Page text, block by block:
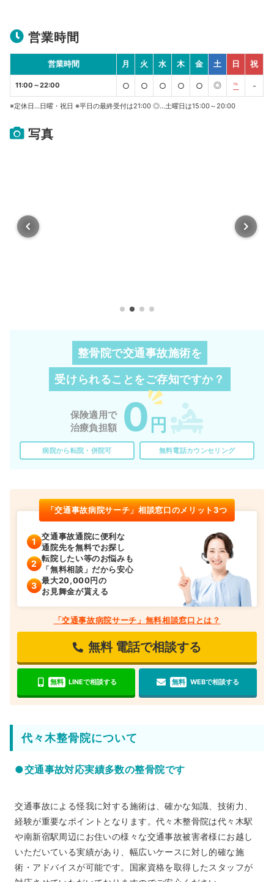
営業時間
営業時間 月 火 水 木 金 土 日 祝
11:00～22:00 ○ ○ ○ ○ ○ ◎ ℡ -
※定休日…日曜・祝日 ※平日の最終受付は21:00 ◎…土曜日は15:00～20:00
写真
整骨院で交通事故施術を
受けられることをご存知ですか？
保険適用で
治療負担額
0 円
病院から転院・併院可 無料電話カウンセリング
「交通事故病院サーチ」相談窓口のメリット3つ
交通事故通院に便利な
通院先を無料でお探し
転院したい等のお悩みも
「無料相談」だから安心
最大20,000円の
お見舞金が貰える
「交通事故病院サーチ」無料相談窓口とは？
無料 電話で相談する
無料 LINEで相談する 無料 WEBで相談する
代々木整骨院について
●交通事故対応実績多数の整骨院です
交通事故による怪我に対する施術は、確かな知識、技術力、
経験が重要なポイントとなります。代々木整骨院は代々木駅
や南新宿駅周辺にお住いの様々な交通事故被害者様にお越し
いただいている実績があり、幅広いケースに対し的確な施
術・アドバイスが可能です。国家資格を取得したスタッフが